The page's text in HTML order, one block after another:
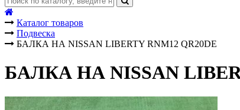
Каталог товаров
Подвеска
БАЛКА НА NISSAN LIBERTY RNM12 QR20DE
БАЛКА НА NISSAN